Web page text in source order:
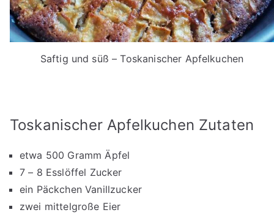
Saftig und süß – Toskanischer Apfelkuchen
Toskanischer Apfelkuchen Zutaten
etwa 500 Gramm Äpfel
7 – 8 Esslöffel Zucker
ein Päckchen Vanillzucker
zwei mittelgroße Eier